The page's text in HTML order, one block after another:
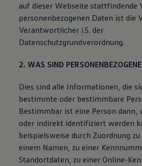
auf dieser Webseite stattfindende
personenbezogenen Daten ist die
Verantwortlicher i.S. der
Datenschutzgrundverordnung.
2. WAS SIND
Dies sind alle Informationen, die
bestimmte oder bestimmbare
Bestimmbar ist eine Person dann,
oder indirekt identifiziert werden
beispielsweise durch Zuordnung
einem Namen, zu einer
Standortdaten, zu einer Online-